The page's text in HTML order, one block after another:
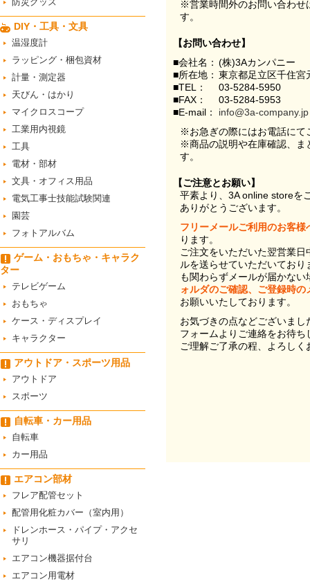
DIY・工具・文具
温湿度計
ラッピング・梱包資材
計量・測定器
天びん・はかり
マイクロスコープ
工業用内視鏡
工具
電材・部材
文具・オフィス用品
電気工事士技能試験関連
園芸
フォトアルバム
ゲーム・おもちゃ・キャラク
ター
テレビゲーム
おもちゃ
ケース・ディスプレイ
キャラクター
アウトドア・スポーツ用品
アウトドア
スポーツ
自転車・カー用品
自転車
カー用品
エアコン部材
フレア配管セット
配管用化粧カバー（室内用）
ドレンホース・パイプ・アクセ
サリ
エアコン機器据付台
エアコン用電材
※営業時間外のお問い合わせ
す。
【お問い合わせ】
■会社名： (株)3Aカンパニー
■所在地： 東京都足立区千住
■TEL：
03-5284-5950
■FAX：
03-5284-5953
■E-mail：
info@3a-company.jp
※お急ぎの際にはお電話にて
※商品の説明や在庫確認、ま
す。
【ご注意とお願い】
平素より、3A online storeを
ありがとうございます。
フリーメールご利用のお客様
ります。
ご注文をいただいた翌営業
ルを送らせていただいてお
も関わらずメールが届かない
ォルダのご確認、ご登録時
お願いいたしております。
お気づきの点などございま
フォームよりご連絡をお待ち
ご理解ご了承の程、よろし